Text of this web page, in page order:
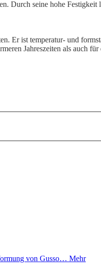
Durch seine hohe Festigkeit
Er ist temperatur- und
Jahreszeiten als auch
von Gusso… Mehr